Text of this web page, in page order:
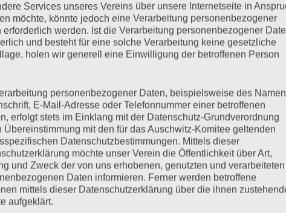
Komitees an die
110557 Berlin Frau Bundeskanzlerin Dr. Angela
Berlin Frau Bundesministerin Dr. Kristina
und JugendGlinkastraße 2410117 Berlin Herrn
des InnernAlt-Moabit 101 D10559 Berlin Herrn
Fraktionen im deutschen Bundestag, Berlin Hamburg, 15.
Services unseres Vereins über unsere Internetseite in
möchte, könnte jedoch eine Verarbeitung personenbezogener
erforderlich werden. Ist die Verarbeitung personenbezogener
und besteht für eine solche Verarbeitung keine gesetzliche
holen wir generell eine Einwilligung der betroffenen Person
personenbezogener Daten, beispielsweise des
E-Mail-Adresse oder Telefonnummer einer betroffenen
erfolgt stets im Einklang mit der Datenschutz-Grundverordnung
Übereinstimmung mit den für das Auschwitz-Komitee geltenden
Datenschutzbestimmungen. Mittels dieser
möchte unser Verein die Öffentlichkeit über Art,
und Zweck der von uns erhobenen, genutzten und verarbeiteten
Daten informieren. Ferner werden betroffene
mittels dieser Datenschutzerklärung über die ihnen
aufgeklärt.